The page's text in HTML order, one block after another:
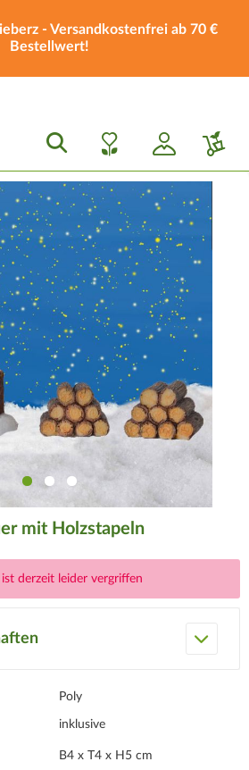
- Versandkostenfrei ab 70 €
Bestellwert!
mit Holzstapeln
derzeit leider vergriffen
Poly
inklusive
B4 x T4 x H5 cm